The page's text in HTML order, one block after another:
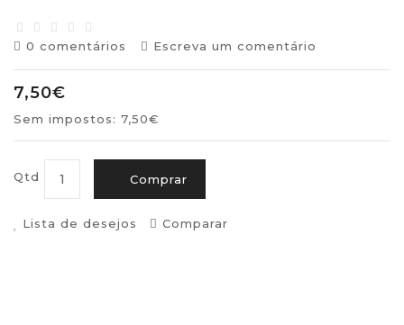
0 comentários Escreva um comentário
7,50€
Sem impostos: 7,50€
Qtd Comprar
Lista de desejos Comparar